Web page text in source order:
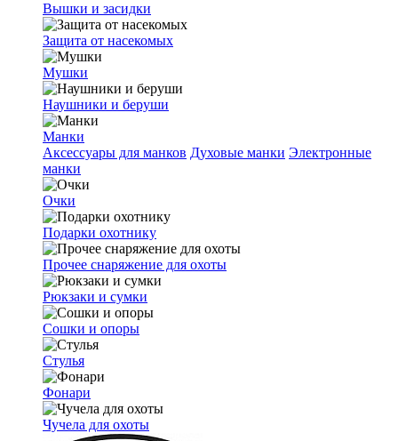
Вышки и засидки
Защита от насекомых
Мушки
Наушники и беруши
Манки
Аксессуары для манков Духовые манки Электронные
манки
Очки
Подарки охотнику
Прочее снаряжение для охоты
Рюкзаки и сумки
Сошки и опоры
Стулья
Фонари
Чучела для охоты